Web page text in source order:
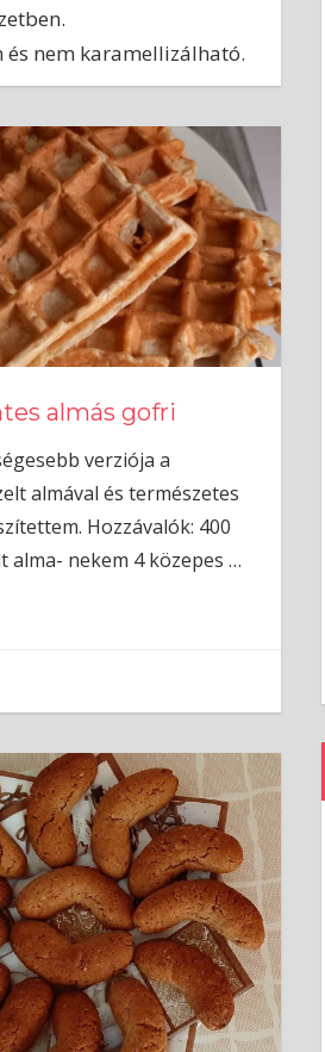
és nem karamellizálható.
almás gofri
verziója a
almával és természetes
Hozzávalók: 400
alma- nekem 4 közepes …